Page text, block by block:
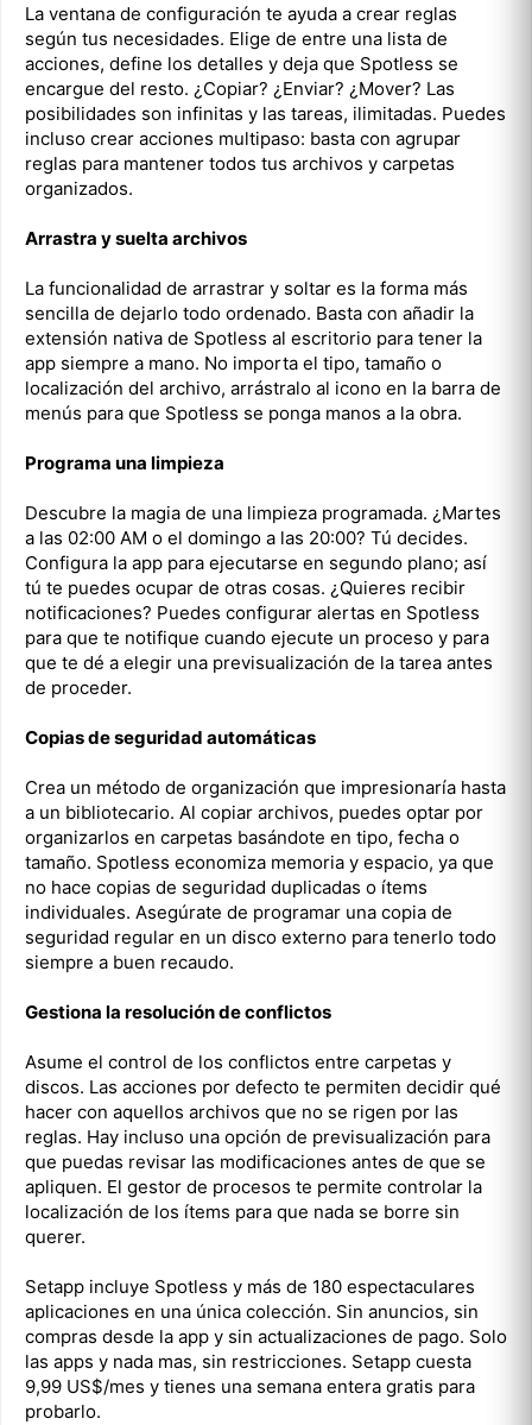
La ventana de configuración te ayuda a crear reglas
según tus necesidades. Elige de entre una lista de
acciones, define los detalles y deja que Spotless se
encargue del resto. ¿Copiar? ¿Enviar? ¿Mover? Las
posibilidades son infinitas y las tareas, ilimitadas. Puedes
incluso crear acciones multipaso: basta con agrupar
reglas para mantener todos tus archivos y carpetas
organizados.
Arrastra y suelta archivos
La funcionalidad de arrastrar y soltar es la forma más
sencilla de dejarlo todo ordenado. Basta con añadir la
extensión nativa de Spotless al escritorio para tener la
app siempre a mano. No importa el tipo, tamaño o
localización del archivo, arrástralo al icono en la barra de
menús para que Spotless se ponga manos a la obra.
Programa una limpieza
Descubre la magia de una limpieza programada. ¿Martes
a las 02:00 AM o el domingo a las 20:00? Tú decides.
Configura la app para ejecutarse en segundo plano; así
tú te puedes ocupar de otras cosas. ¿Quieres recibir
notificaciones? Puedes configurar alertas en Spotless
para que te notifique cuando ejecute un proceso y para
que te dé a elegir una previsualización de la tarea antes
de proceder.
Copias de seguridad automáticas
Crea un método de organización que impresionaría hasta
a un bibliotecario. Al copiar archivos, puedes optar por
organizarlos en carpetas basándote en tipo, fecha o
tamaño. Spotless economiza memoria y espacio, ya que
no hace copias de seguridad duplicadas o ítems
individuales. Asegúrate de programar una copia de
seguridad regular en un disco externo para tenerlo todo
siempre a buen recaudo.
Gestiona la resolución de conflictos
Asume el control de los conflictos entre carpetas y
discos. Las acciones por defecto te permiten decidir qué
hacer con aquellos archivos que no se rigen por las
reglas. Hay incluso una opción de previsualización para
que puedas revisar las modificaciones antes de que se
apliquen. El gestor de procesos te permite controlar la
localización de los ítems para que nada se borre sin
querer.
Setapp incluye Spotless y más de 180 espectaculares
aplicaciones en una única colección. Sin anuncios, sin
compras desde la app y sin actualizaciones de pago. Solo
las apps y nada mas, sin restricciones. Setapp cuesta
9,99 US$/mes y tienes una semana entera gratis para
probarlo.